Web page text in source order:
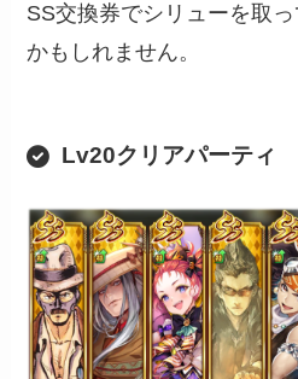
SS交換券でシリューを取
かもしれません。
Lv20クリアパーティ